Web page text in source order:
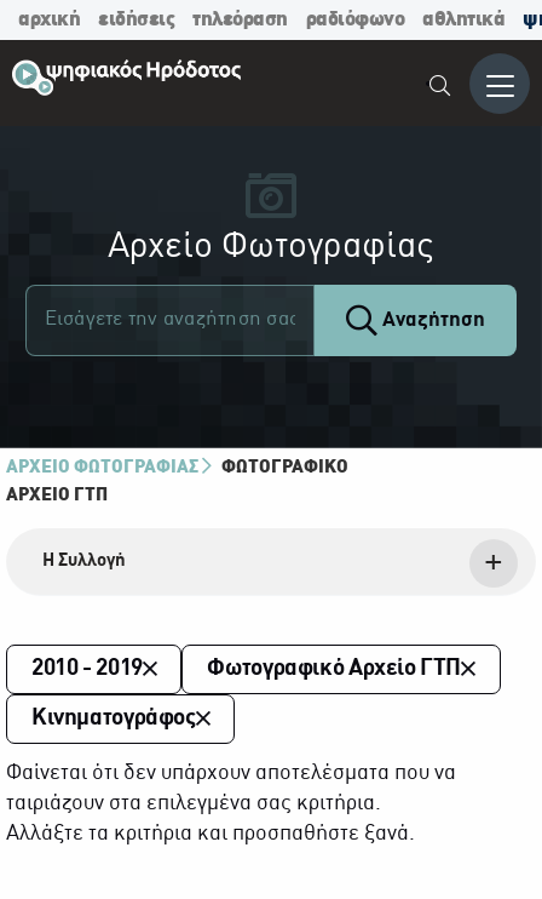
αρχική ειδήσεις τηλεόραση ραδιόφωνο αθλητικά
Μενού
Αρχείο Φωτογραφίας
Αναζήτηση
ΑΡΧΕΙΟ ΦΩΤΟΓΡΑΦΙΑΣ
ΦΩΤΟΓΡΑΦΙΚΌ
ΑΡΧΕΊΟ ΓΤΠ
Η Συλλογή
2010 - 2019 Φωτογραφικό Αρχείο ΓΤΠ
Κινηματογράφος
Φαίνεται ότι δεν υπάρχουν αποτελέσματα που να
ταιριάζουν στα επιλεγμένα σας κριτήρια.
Αλλάξτε τα κριτήρια και προσπαθήστε ξανά.